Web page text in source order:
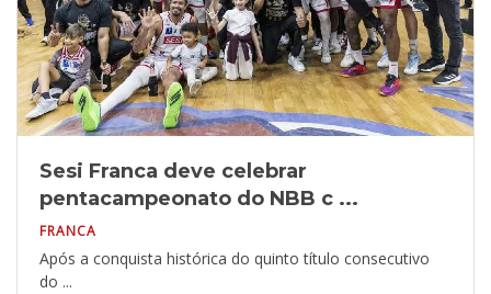
Sesi Franca deve celebrar
pentacampeonato do NBB c ...
FRANCA
Após a conquista histórica do quinto título consecutivo
do ...